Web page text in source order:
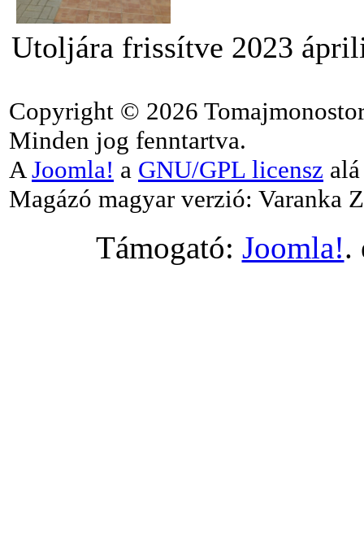
Utoljára frissítve 2023
Copyright © 2026
Minden jog fenntartva.
A Joomla! a GNU/GPL licensz
Magázó magyar verzió: Varanka
Támogató: Joomla!.